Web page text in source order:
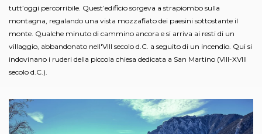
tutt’oggi percorribile. Quest’edificio sorgeva a strapiombo sulla
montagna, regalando una vista mozzafiato dei paesini sottostante il
monte. Qualche minuto di cammino ancora e si arriva ai resti di un
villaggio, abbandonato nell'VIII secolo d.C. a seguito di un incendio. Qui si
indovinano i ruderi della piccola chiesa dedicata a San Martino (VIII-XVIII
secolo d.C.).